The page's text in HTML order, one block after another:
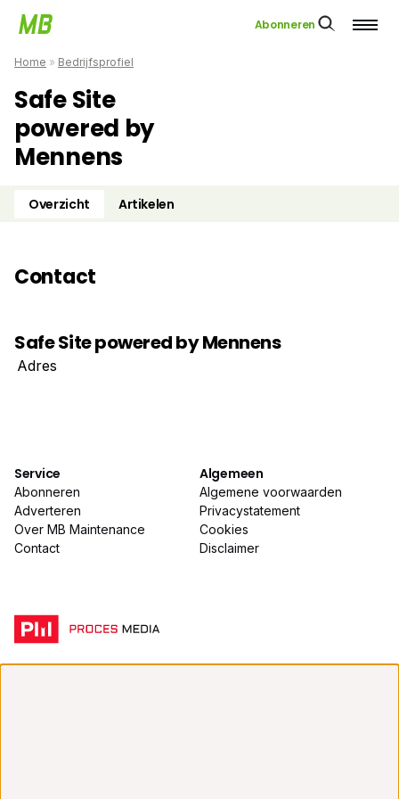
Abonneren
Home » Bedrijfsprofiel
Safe Site
powered by
Mennens
Overzicht Artikelen
Contact
Safe Site powered by Mennens
Adres
Service
Abonneren
Adverteren
Over MB Maintenance
Contact
Algemeen
Algemene voorwaarden
Privacystatement
Cookies
Disclaimer